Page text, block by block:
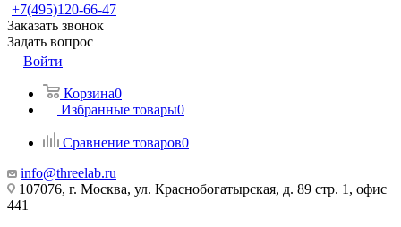
+7(495)120-66-47
Заказать звонок
Задать вопрос
Войти
Корзина0
Избранные товары0
Сравнение товаров0
info@threelab.ru
107076, г. Москва, ул. Краснобогатырская, д. 89 стр. 1, офис
441